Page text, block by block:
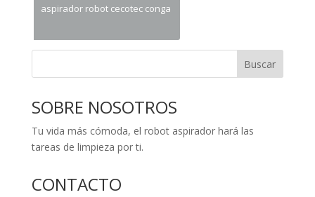
aspirador robot cecotec conga
Buscar
SOBRE NOSOTROS
Tu vida más cómoda, el robot aspirador hará las
tareas de limpieza por ti.
CONTACTO